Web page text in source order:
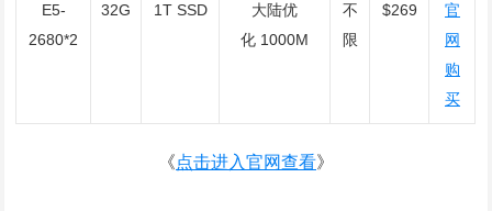
E5-
2680*2
32G 1T SSD
大陆优
化 1000M
不
限
$269
官
网
购
买
《点击进入官网查看》